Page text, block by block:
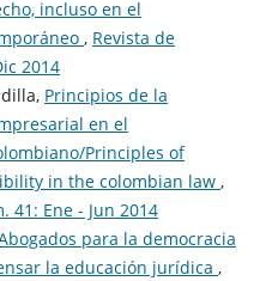
incluso en el
, Revista de
2014
Principios de la
en el
Principles of
in the colombian law ,
41: Ene - Jun 2014
para la democracia
la educación jurídica ,